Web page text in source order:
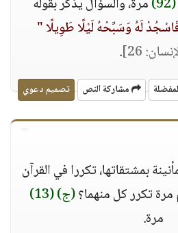
(92)
مرة، والسؤال يذكر بقوله
لَهُ وَسَبِّحْهُ لَيْلًا طَوِيلًا "
26]
.
مشاركة النص تصميم دعوي
بمشتقاتها، تكررا في القرآن
مرة تكرر كل منهما؟(ج)(13)
مرة.